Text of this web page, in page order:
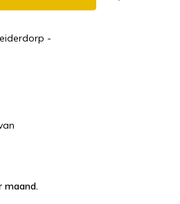
-
maand.